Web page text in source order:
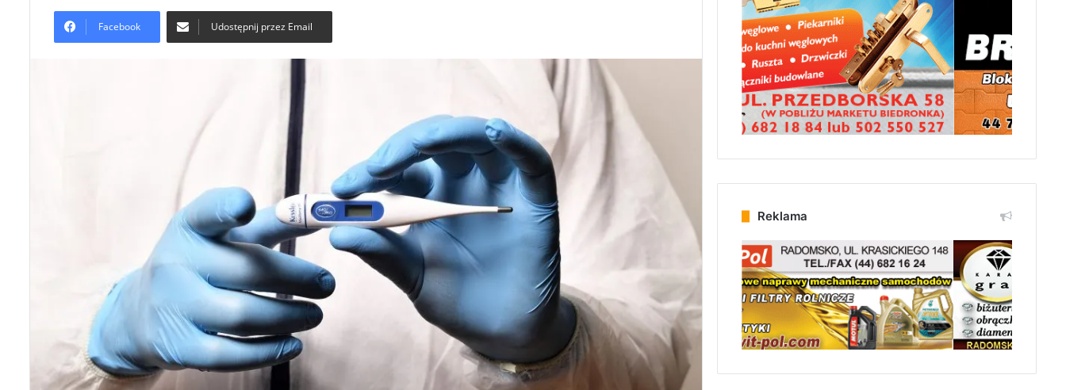
Facebook Udostępnij przez Email
Reklama